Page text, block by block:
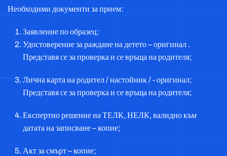
Необходими документи за прием:
Заявление по образец;
Удостоверение за раждане на детето – оригинал .
Представя се за проверка и се връща на родителя;
Лична карта на родител / настойник / - оригинал;
Представя се за проверка и се връща на родителя;
Експертно решение на ТЕЛК, НЕЛК, валидно към
датата на записване – копие;
Акт за смърт – копие;